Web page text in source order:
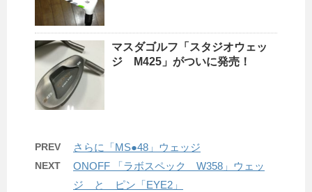
マスダゴルフ「スタジオウェッ
ジ M425」がついに発売！
PREV さらに「MS●48」ウェッジ
NEXT
ONOFF 「ラボスペック W358」ウェッ
ジ と ピン「EYE2」